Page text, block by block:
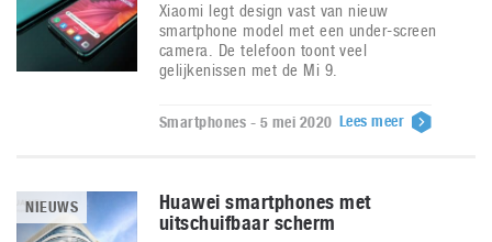
Xiaomi legt design vast van nieuw
smartphone model met een under-screen
camera. De telefoon toont veel
gelijkenissen met de Mi 9.
Smartphones - 5 mei 2020 Lees meer
NIEUWS
Huawei smartphones met
uitschuifbaar scherm